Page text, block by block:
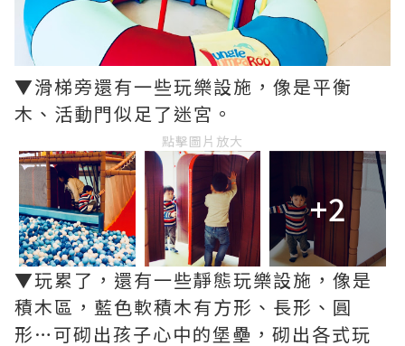
▼滑梯旁還有一些玩樂設施，像是平衡
木、活動門似足了迷宮。
點擊圖片放大
+2
▼玩累了，還有一些靜態玩樂設施，像是
積木區，藍色軟積木有方形、長形、圓
形…可砌出孩子心中的堡壘，砌出各式玩